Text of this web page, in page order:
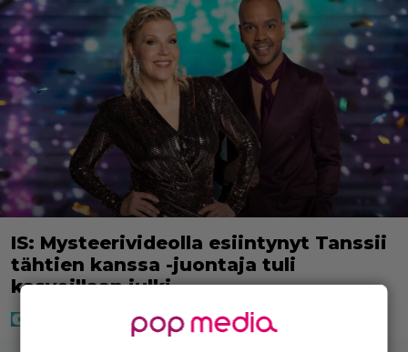
IS: Mysteerivideolla esiintynyt Tanssii
tähtien kanssa -juontaja tuli
kasvoillaan julki